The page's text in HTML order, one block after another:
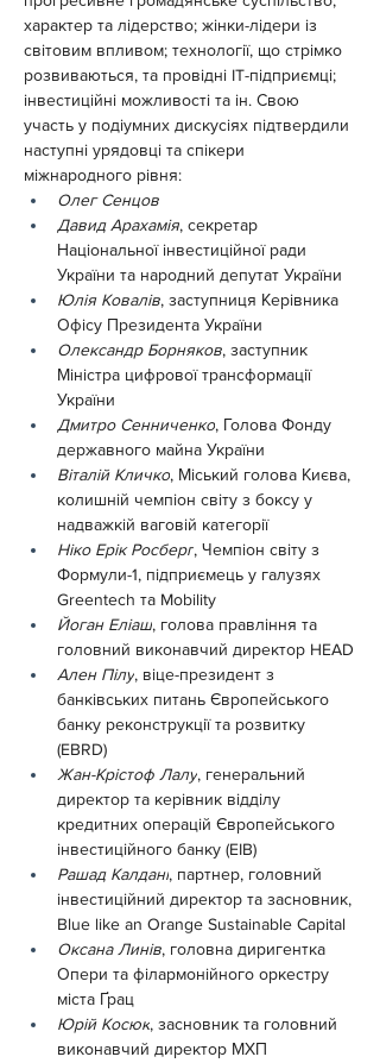
характер та лідерство; жінки-лідери із
світовим впливом; технології, що стрімко
розвиваються, та провідні IT-підприємці;
інвестиційні можливості та ін. Свою
участь у подіумних дискусіях підтвердили
наступні урядовці та спікери
міжнародного рівня:
Олег Сенцов
Давид Арахамія, секретар
Національної інвестиційної ради
України та народний депутат України
Юлія Ковалів, заступниця Керівника
Офісу Президента України
Олександр Борняков, заступник
Міністра цифрової трансформації
України
Дмитро Сенниченко, Голова Фонду
державного майна України
Віталій Кличко, Міський голова Києва,
колишній чемпіон світу з боксу у
надважкій ваговій категорії
Ніко Ерік Росберг, Чемпіон світу з
Формули-1, підприємець у галузях
Greentech та Mobility
Йоган Еліаш, голова правління та
головний виконавчий директор HEAD
Ален Пілу, віце-президент з
банківських питань Європейського
банку реконструкції та розвитку
(EBRD)
Жан-Крістоф Лалу, генеральний
директор та керівник відділу
кредитних операцій Європейського
інвестиційного банку (EIB)
Рашад Калдані, партнер, головний
інвестиційний директор та засновник,
Blue like an Orange Sustainable Capital
Оксана Линів, головна диригентка
Опери та філармонійного оркестру
міста Ґрац
Юрій Косюк, засновник та головний
виконавчий директор МХП